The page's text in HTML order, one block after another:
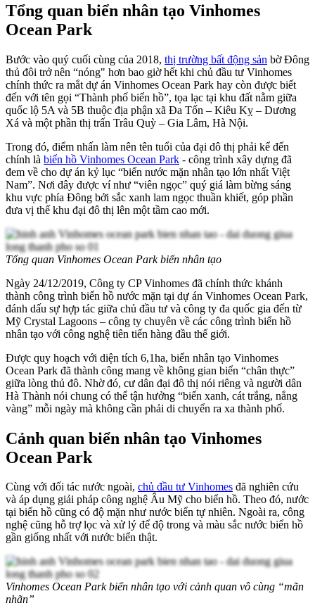
Tổng quan biển nhân tạo Vinhomes
Ocean Park
Bước vào quý cuối cùng của 2018, thị trường bất động sản bờ Đông
thủ đôi trở nên “nóng" hơn bao giờ hết khi chủ đầu tư Vinhomes
chính thức ra mắt dự án Vinhomes Ocean Park hay còn được biết
đến với tên gọi “Thành phố biển hồ”, tọa lạc tại khu đất nằm giữa
quốc lộ 5A và 5B thuộc địa phận xã Đa Tốn – Kiêu Kỵ – Dương
Xá và một phần thị trấn Trâu Quỳ – Gia Lâm, Hà Nội.
Trong đó, điểm nhấn làm nên tên tuổi của đại đô thị phải kể đến
chính là biển hồ Vinhomes Ocean Park - công trình xây dựng đã
đem về cho dự án kỷ lục “biển nước mặn nhân tạo lớn nhất Việt
Nam”. Nơi đây được ví như “viên ngọc” quý giá làm bừng sáng
khu vực phía Đông bởi sắc xanh lam ngọc thuần khiết, góp phần
đưa vị thế khu đại đô thị lên một tầm cao mới.
Tổng quan Vinhomes Ocean Park biển nhân tạo
Ngày 24/12/2019, Công ty CP Vinhomes đã chính thức khánh
thành công trình biển hồ nước mặn tại dự án Vinhomes Ocean Park,
đánh dấu sự hợp tác giữa chủ đầu tư và công ty đa quốc gia đến từ
Mỹ Crystal Lagoons – công ty chuyên về các công trình biển hồ
nhân tạo với công nghệ tiên tiến hàng đầu thế giới.
Được quy hoạch với diện tích 6,1ha, biển nhân tạo Vinhomes
Ocean Park đã thành công mang về không gian biển “chân thực”
giữa lòng thủ đô. Nhờ đó, cư dân đại đô thị nói riêng và người dân
Hà Thành nói chung có thể tận hưởng “biển xanh, cát trắng, nắng
vàng” mỗi ngày mà không cần phải di chuyển ra xa thành phố.
Cảnh quan biển nhân tạo Vinhomes
Ocean Park
Cùng với đối tác nước ngoài, chủ đầu tư Vinhomes đã nghiên cứu
và áp dụng giải pháp công nghệ Âu Mỹ cho biển hồ. Theo đó, nước
tại biển hồ cũng có độ mặn như nước biển tự nhiên. Ngoài ra, công
nghệ cũng hỗ trợ lọc và xử lý để độ trong và màu sắc nước biển hồ
gần giống nhất với nước biển thật.
Vinhomes Ocean Park biển nhân tạo với cảnh quan vô cùng “mãn
nhãn”